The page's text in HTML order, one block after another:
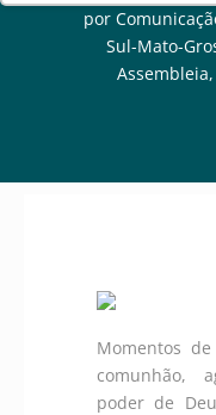
por
Sul-Mato-
Assembleia,
Momentos
comunhão,
poder de